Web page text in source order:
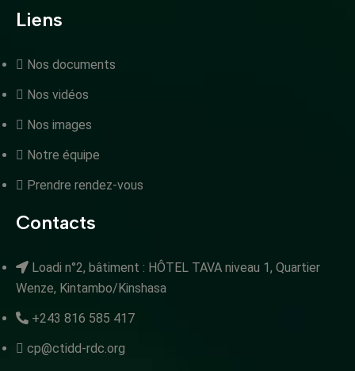
Liens
Nos documents
Nos vidéos
Nos images
Notre équipe
Prendre rendez-vous
Contacts
Loadi n°2, bâtiment : HÔTEL TAVA niveau 1, Quartier
Wenze, Kintambo/Kinshasa
+243 816 585 417
cp@ctidd-rdc.org